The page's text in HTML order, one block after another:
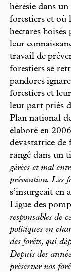
hérésie dans
forestiers et où
hectares
leur
travail de
forestiers se
pandores
forestiers et
leur part priés
Plan national
élaboré en
dévastatrice de
rangé dans un
gérées et mal
prévention. Les
s’insurgeait en
Ligue des
responsables de
politiques en
des forêts, qui
Depuis des
préserver nos